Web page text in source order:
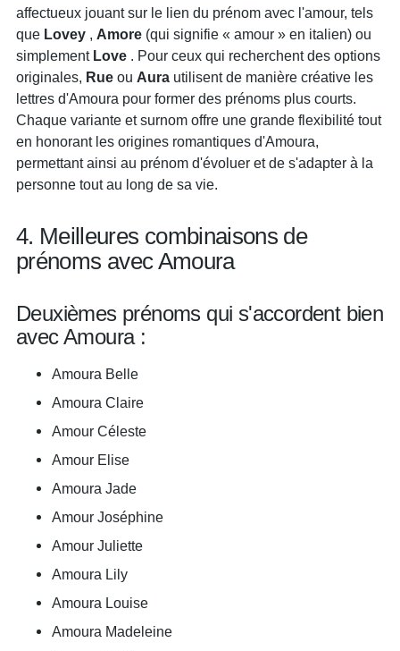
affectueux jouant sur le lien du prénom avec l'amour, tels
que Lovey , Amore (qui signifie « amour » en italien) ou
simplement Love . Pour ceux qui recherchent des options
originales, Rue ou Aura utilisent de manière créative les
lettres d'Amoura pour former des prénoms plus courts.
Chaque variante et surnom offre une grande flexibilité tout
en honorant les origines romantiques d'Amoura,
permettant ainsi au prénom d'évoluer et de s'adapter à la
personne tout au long de sa vie.
4. Meilleures combinaisons de
prénoms avec Amoura
Deuxièmes prénoms qui s'accordent bien
avec Amoura :
Amoura Belle
Amoura Claire
Amour Céleste
Amour Elise
Amoura Jade
Amour Joséphine
Amour Juliette
Amoura Lily
Amoura Louise
Amoura Madeleine